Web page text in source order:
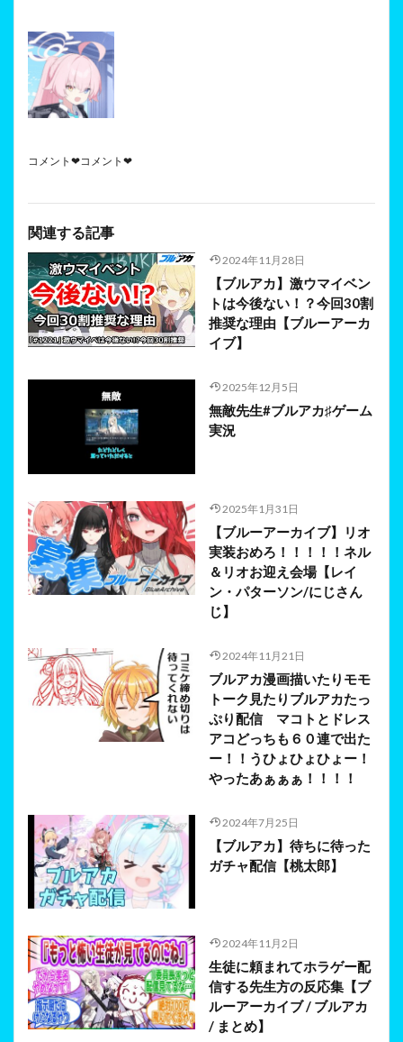
コメント❤コメント❤
関連する記事
2024年11月28日
【ブルアカ】激ウマイベン
トは今後ない！？今回30割
推奨な理由【ブルーアーカ
イブ】
2025年12月5日
無敵先生#ブルアカ♯ゲーム
実況
2025年1月31日
【ブルーアーカイブ】リオ
実装おめろ！！！！！ネル
＆リオお迎え会場【レイ
ン・パターソン/にじさん
じ】
2024年11月21日
ブルアカ漫画描いたりモモ
トーク見たりブルアカたっ
ぷり配信 マコトとドレス
アコどっちも６０連で出た
ー！！うひょひょひょー！
やったあぁぁぁ！！！！
2024年7月25日
【ブルアカ】待ちに待った
ガチャ配信【桃太郎】
2024年11月2日
生徒に頼まれてホラゲー配
信する先生方の反応集【ブ
ルーアーカイブ / ブルアカ
/ まとめ】